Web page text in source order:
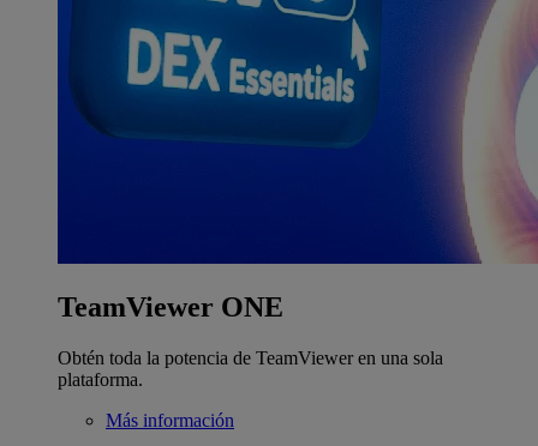
TeamViewer ONE
Obtén toda la potencia de TeamViewer en una sola
plataforma.
Más información